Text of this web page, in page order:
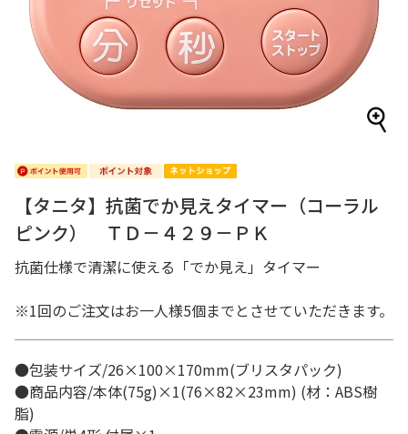
【タニタ】抗菌でか見えタイマー（コーラル
ピンク） ＴＤ－４２９－ＰＫ
抗菌仕様で清潔に使える「でか見え」タイマー
※1回のご注文はお一人様5個までとさせていただきます。
●包装サイズ/26×100×170mm(ブリスタパック)
●商品内容/本体(75g)×1(76×82×23mm) (材：ABS樹
脂)